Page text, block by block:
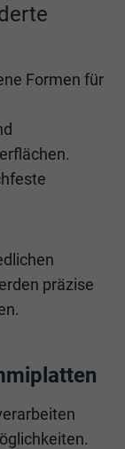
Formen für
präzise